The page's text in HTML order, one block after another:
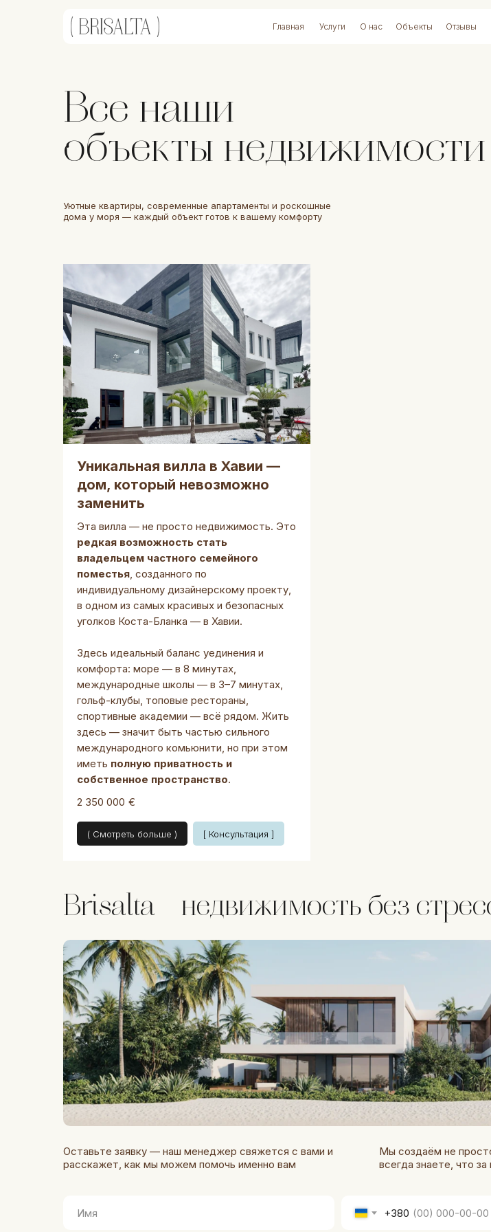
Главная Услуги О нас Объекты Отзывы
Уютные квартиры, современные апартаменты и роскошные
дома у моря — каждый объект готов к вашему комфорту
Все наши
объекты недвижимости
Уникальная вилла в Хавии —
дом, который невозможно
заменить
Эта вилла — не просто недвижимость. Это
редкая возможность стать
владельцем частного семейного
поместья, созданного по
индивидуальному дизайнерскому проекту,
в одном из самых красивых и безопасных
уголков Коста-Бланка — в Хавии.
Здесь идеальный баланс уединения и
комфорта: море — в 8 минутах,
международные школы — в 3–7 минутах,
гольф-клубы, топовые рестораны,
спортивные академии — всё рядом. Жить
здесь — значит быть частью сильного
международного комьюнити, но при этом
иметь полную приватность и
собственное пространство.
2 350 000 €
( Смотреть больше ) [ Консультация ]
Brisalta – недвижимость без
+380
Оставьте заявку — наш менеджер свяжется с вами и
расскажет, как мы можем помочь именно вам
Мы создаём не
всегда знаете, что